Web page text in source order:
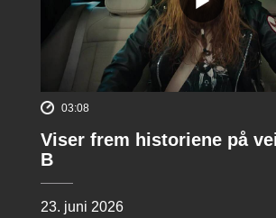
03:08
Viser frem historiene på
B
23. juni 2026